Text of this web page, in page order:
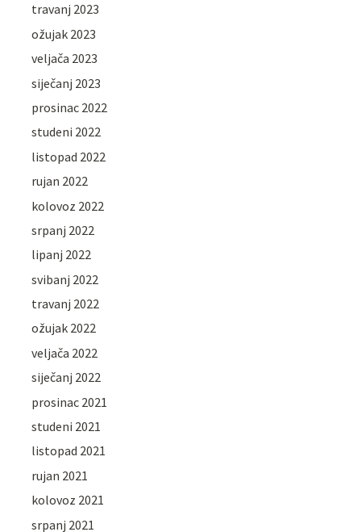
travanj 2023
ožujak 2023
veljača 2023
siječanj 2023
prosinac 2022
studeni 2022
listopad 2022
rujan 2022
kolovoz 2022
srpanj 2022
lipanj 2022
svibanj 2022
travanj 2022
ožujak 2022
veljača 2022
siječanj 2022
prosinac 2021
studeni 2021
listopad 2021
rujan 2021
kolovoz 2021
srpanj 2021